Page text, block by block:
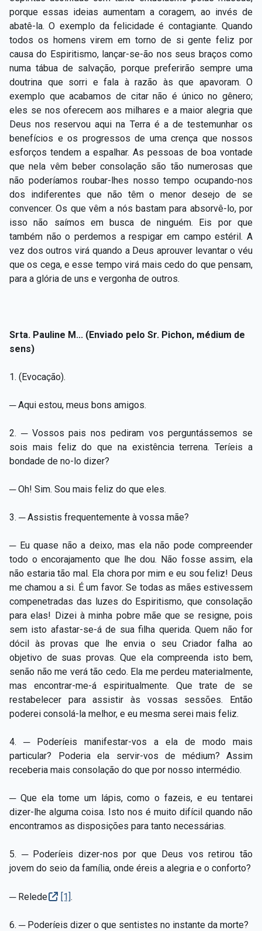
porque essas ideias aumentam a coragem, ao invés de
abatê-la. O exemplo da felicidade é contagiante. Quando
todos os homens virem em torno de si gente feliz por
causa do Espiritismo, lançar-se-ão nos seus braços como
numa tábua de salvação, porque preferirão sempre uma
doutrina que sorri e fala à razão às que apavoram. O
exemplo que acabamos de citar não é único no gênero;
eles se nos oferecem aos milhares e a maior alegria que
Deus nos reservou aqui na Terra é a de testemunhar os
benefícios e os progressos de uma crença que nossos
esforços tendem a espalhar. As pessoas de boa vontade
que nela vêm beber consolação são tão numerosas que
não poderíamos roubar-lhes nosso tempo ocupando-nos
dos indiferentes que não têm o menor desejo de se
convencer. Os que vêm a nós bastam para absorvê-lo, por
isso não saímos em busca de ninguém. Eis por que
também não o perdemos a respigar em campo estéril. A
vez dos outros virá quando a Deus aprouver levantar o véu
que os cega, e esse tempo virá mais cedo do que pensam,
para a glória de uns e vergonha de outros.
Srta. Pauline M... (Enviado pelo Sr. Pichon, médium de
sens)
1. (Evocação).
─ Aqui estou, meus bons amigos.
2. ─ Vossos pais nos pediram vos perguntássemos se
sois mais feliz do que na existência terrena. Teríeis a
bondade de no-lo dizer?
─ Oh! Sim. Sou mais feliz do que eles.
3. ─ Assistis frequentemente à vossa mãe?
─ Eu quase não a deixo, mas ela não pode compreender
todo o encorajamento que lhe dou. Não fosse assim, ela
não estaria tão mal. Ela chora por mim e eu sou feliz! Deus
me chamou a si. É um favor. Se todas as mães estivessem
compenetradas das luzes do Espiritismo, que consolação
para elas! Dizei à minha pobre mãe que se resigne, pois
sem isto afastar-se-á de sua filha querida. Quem não for
dócil às provas que lhe envia o seu Criador falha ao
objetivo de suas provas. Que ela compreenda isto bem,
senão não me verá tão cedo. Ela me perdeu materialmente,
mas encontrar-me-á espiritualmente. Que trate de se
restabelecer para assistir às vossas sessões. Então
poderei consolá-la melhor, e eu mesma serei mais feliz.
4. ─ Poderíeis manifestar-vos a ela de modo mais
particular? Poderia ela servir-vos de médium? Assim
receberia mais consolação do que por nosso intermédio.
─ Que ela tome um lápis, como o fazeis, e eu tentarei
dizer-lhe alguma coisa. Isto nos é muito difícil quando não
encontramos as disposições para tanto necessárias.
5. ─ Poderíeis dizer-nos por que Deus vos retirou tão
jovem do seio da família, onde éreis a alegria e o conforto?
─ Relede [1].
6. ─ Poderíeis dizer o que sentistes no instante da morte?